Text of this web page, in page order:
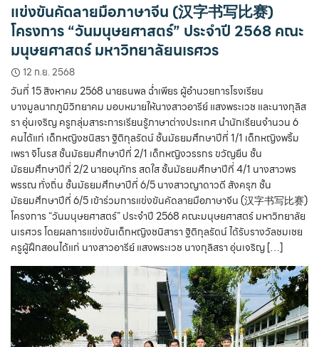
แข่งขันคัดลายมือภาษาจีน (汉字书写比赛)
โครงการ “วันมนุษยศาสตร์” ประจำปี 2568 คณะ
มนุษยศาสตร์ มหาวิทยาลัยนเรศวร
12 ก.ย. 2568
วันที่ 15 สิงหาคม 2568 นายธนพล ฉ่ำเพียร ผู้อำนวยการโรงเรียน
บางมูลนากภูมิวิทยาคม มอบหมายให้นางสาวอารีย์ แสงพระเวช และนางกุลิส
รา อุ่นเจริญ ครูกลุ่มสาระการเรียนรู้ภาษาต่างประเทศ นำนักเรียนจำนวน 6
คนได้แก่ เด็กหญิงชนิสรา ฐิติกุลรัตน์ ชั้นมัธยมศึกษาปีที่ 1/1 เด็กหญิงพริ้ม
เพรา จิโนรส ชั้นมัธยมศึกษาปีที่ 2/1 เด็กหญิงวรรกร ขวัญยืน ชั้น
มัธยมศึกษาปีที่ 2/2 นายอนุภัทร สดใส ชั้นมัธยมศึกษาปีที่ 4/1 นางสาวพร
พรรณ ทั่งถิ่น ชั้นมัธยมศึกษาปีที่ 6/5 นางสาวญาดาวดี สังครุฑ ชั้น
มัธยมศึกษาปีที่ 6/5 เข้าร่วมการแข่งขันคัดลายมือภาษาจีน (汉字书写比赛)
โครงการ “วันมนุษยศาสตร์” ประจำปี 2568 คณะมนุษยศาสตร์ มหาวิทยาลัย
นเรศวร โดยผลการแข่งขันเด็กหญิงชนิสารา ฐิติกุลรัตน์ ได้รับรางวัลชมเชย
ครูผู้ฝึกสอนได้แก่ นางสาวอารีย์ แสงพระเวช นางกุลิสรา อุ่นเจริญ […]